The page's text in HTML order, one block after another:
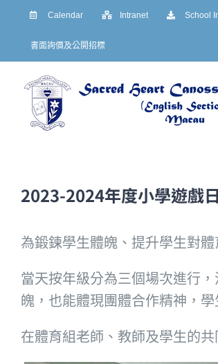
Calendar Intranet School
書面詢價及公開招標
2023-2024年度小學遊戲日
為鍛鍊學生體魄、提升學生對
當天按年級分為三個場次進行
魄，也能體現團體合作精神，
在體育組老師、教師及學生的